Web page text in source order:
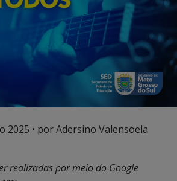
2025 • por Adersino Valensoela
realizadas por meio do Google